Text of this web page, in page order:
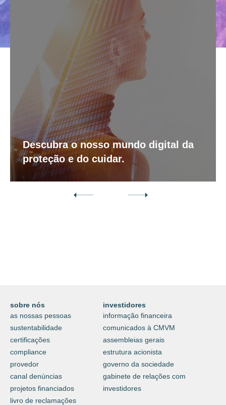
Descubra o nosso mundo digital da
proteção e do cuidar.
sobre nós
as nossas pessoas
sustentabilidade
certificações
compliance
provedor
canal denúncias
projetos financiados
livro de reclamações
investidores
informação financeira
comunicados à CMVM
assembleias gerais
estrutura acionista
governo da sociedade
gabinete de relações com
investidores